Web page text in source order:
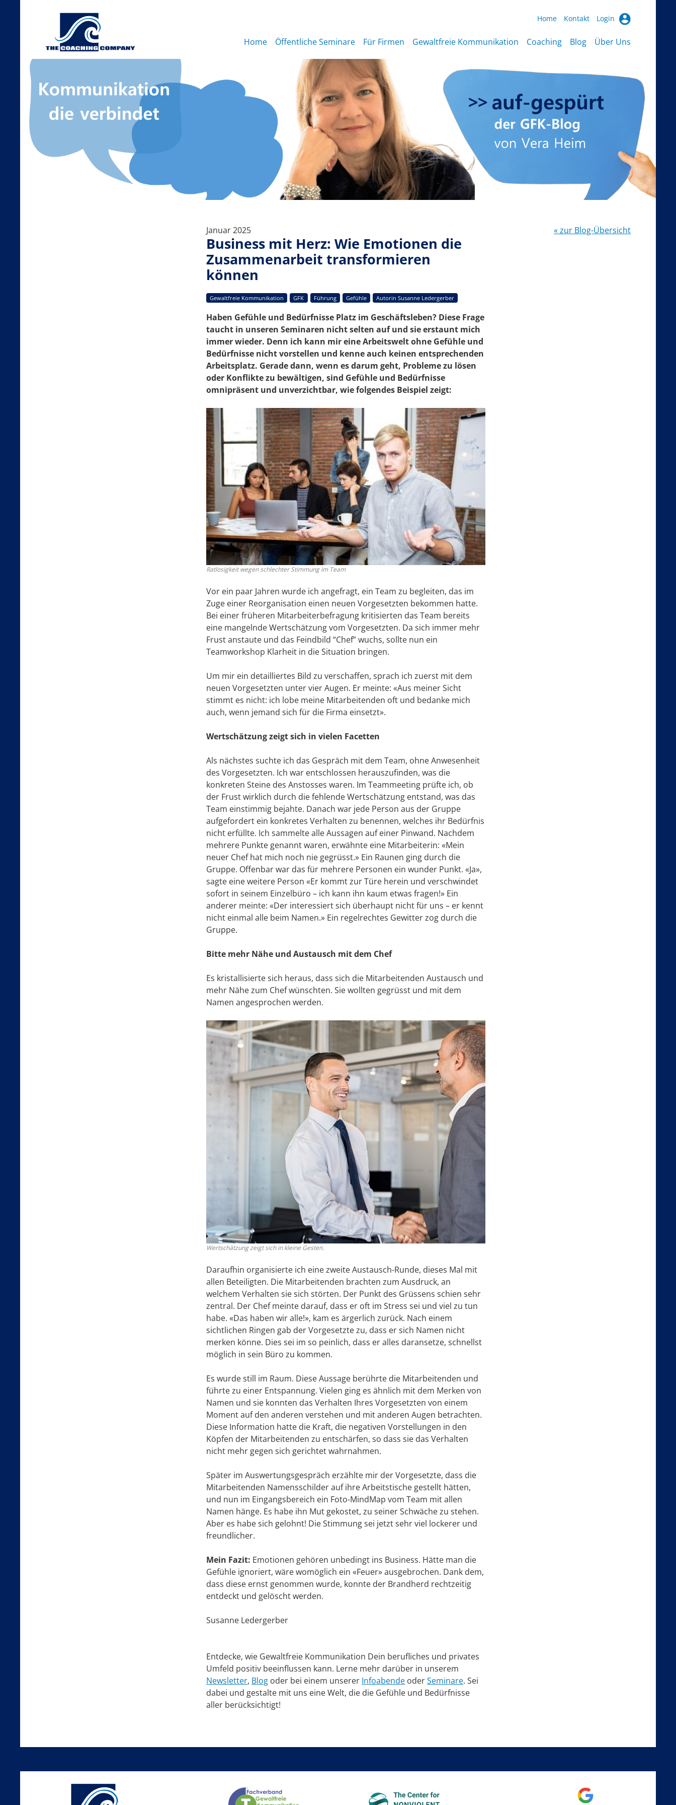
Home Kontakt Login
Home Öffentliche Seminare Für Firmen Gewaltfreie Kommunikation Coaching Blog Über Uns
Januar 2025
Business mit Herz: Wie Emotionen die
Zusammenarbeit transformieren
können
Gewaltfreie Kommunikation GFK Führung Gefühle Autorin Susanne Ledergerber
Haben Gefühle und Bedürfnisse Platz im Geschäftsleben? Diese Frage
taucht in unseren Seminaren nicht selten auf und sie erstaunt mich
immer wieder. Denn ich kann mir eine Arbeitswelt ohne Gefühle und
Bedürfnisse nicht vorstellen und kenne auch keinen entsprechenden
Arbeitsplatz. Gerade dann, wenn es darum geht, Probleme zu lösen
oder Konflikte zu bewältigen, sind Gefühle und Bedürfnisse
omnipräsent und unverzichtbar, wie folgendes Beispiel zeigt:
Ratlosigkeit wegen schlechter Stimmung im Team
Vor ein paar Jahren wurde ich angefragt, ein Team zu begleiten, das im
Zuge einer Reorganisation einen neuen Vorgesetzten bekommen hatte.
Bei einer früheren Mitarbeiterbefragung kritisierten das Team bereits
eine mangelnde Wertschätzung vom Vorgesetzten. Da sich immer mehr
Frust anstaute und das Feindbild “Chef” wuchs, sollte nun ein
Teamworkshop Klarheit in die Situation bringen.
Um mir ein detailliertes Bild zu verschaffen, sprach ich zuerst mit dem
neuen Vorgesetzten unter vier Augen. Er meinte: «Aus meiner Sicht
stimmt es nicht: ich lobe meine Mitarbeitenden oft und bedanke mich
auch, wenn jemand sich für die Firma einsetzt».
Wertschätzung zeigt sich in vielen Facetten
Als nächstes suchte ich das Gespräch mit dem Team, ohne Anwesenheit
des Vorgesetzten. Ich war entschlossen herauszufinden, was die
konkreten Steine des Anstosses waren. Im Teammeeting prüfte ich, ob
der Frust wirklich durch die fehlende Wertschätzung entstand, was das
Team einstimmig bejahte. Danach war jede Person aus der Gruppe
aufgefordert ein konkretes Verhalten zu benennen, welches ihr Bedürfnis
nicht erfüllte. Ich sammelte alle Aussagen auf einer Pinwand. Nachdem
mehrere Punkte genannt waren, erwähnte eine Mitarbeiterin: «Mein
neuer Chef hat mich noch nie gegrüsst.» Ein Raunen ging durch die
Gruppe. Offenbar war das für mehrere Personen ein wunder Punkt. «Ja»,
sagte eine weitere Person «Er kommt zur Türe herein und verschwindet
sofort in seinem Einzelbüro – ich kann ihn kaum etwas fragen!» Ein
anderer meinte: «Der interessiert sich überhaupt nicht für uns – er kennt
nicht einmal alle beim Namen.» Ein regelrechtes Gewitter zog durch die
Gruppe.
Bitte mehr Nähe und Austausch mit dem Chef
Es kristallisierte sich heraus, dass sich die Mitarbeitenden Austausch und
mehr Nähe zum Chef wünschten. Sie wollten gegrüsst und mit dem
Namen angesprochen werden.
Wertschätzung zeigt sich in kleine Gesten.
Daraufhin organisierte ich eine zweite Austausch-Runde, dieses Mal mit
allen Beteiligten. Die Mitarbeitenden brachten zum Ausdruck, an
welchem Verhalten sie sich störten. Der Punkt des Grüssens schien sehr
zentral. Der Chef meinte darauf, dass er oft im Stress sei und viel zu tun
habe. «Das haben wir alle!», kam es ärgerlich zurück. Nach einem
sichtlichen Ringen gab der Vorgesetzte zu, dass er sich Namen nicht
merken könne. Dies sei im so peinlich, dass er alles daransetze, schnellst
möglich in sein Büro zu kommen.
Es wurde still im Raum. Diese Aussage berührte die Mitarbeitenden und
führte zu einer Entspannung. Vielen ging es ähnlich mit dem Merken von
Namen und sie konnten das Verhalten Ihres Vorgesetzten von einem
Moment auf den anderen verstehen und mit anderen Augen betrachten.
Diese Information hatte die Kraft, die negativen Vorstellungen in den
Köpfen der Mitarbeitenden zu entschärfen, so dass sie das Verhalten
nicht mehr gegen sich gerichtet wahrnahmen.
Später im Auswertungsgespräch erzählte mir der Vorgesetzte, dass die
Mitarbeitenden Namensschilder auf ihre Arbeitstische gestellt hätten,
und nun im Eingangsbereich ein Foto-MindMap vom Team mit allen
Namen hänge. Es habe ihn Mut gekostet, zu seiner Schwäche zu stehen.
Aber es habe sich gelohnt! Die Stimmung sei jetzt sehr viel lockerer und
freundlicher.
Mein Fazit: Emotionen gehören unbedingt ins Business. Hätte man die
Gefühle ignoriert, wäre womöglich ein «Feuer» ausgebrochen. Dank dem,
dass diese ernst genommen wurde, konnte der Brandherd rechtzeitig
entdeckt und gelöscht werden.
Susanne Ledergerber
Entdecke, wie Gewaltfreie Kommunikation Dein berufliches und privates
Umfeld positiv beeinflussen kann. Lerne mehr darüber in unserem
Newsletter, Blog oder bei einem unserer Infoabende oderSeminare. Sei
dabei und gestalte mit uns eine Welt, die die Gefühle und Bedürfnisse
aller berücksichtigt!
« zur Blog-Übersicht